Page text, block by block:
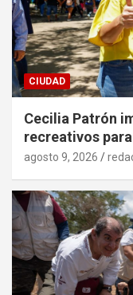
CIUDAD
Cecilia Patrón
recreativos
agosto 9, 2026